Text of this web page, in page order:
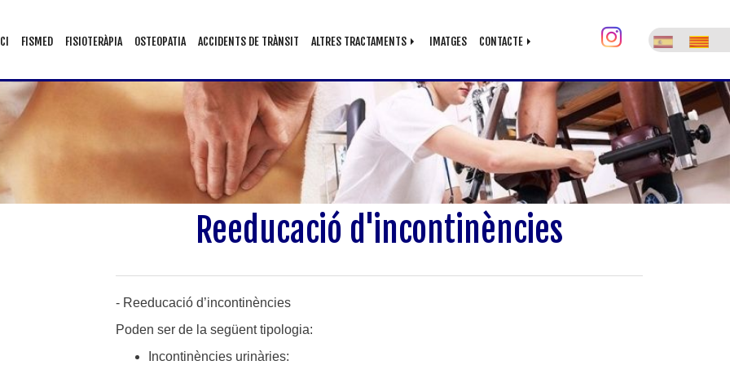
FISMED FISIOTERÀPIA OSTEOPATIA ACCIDENTS DE TRÀNSIT ALTRES TRACTAMENTS IMATGES CONTACTE
Reeducació d'incontinències
- Reeducació d’incontinències
Poden ser de la següent tipologia:
Incontinències urinàries: